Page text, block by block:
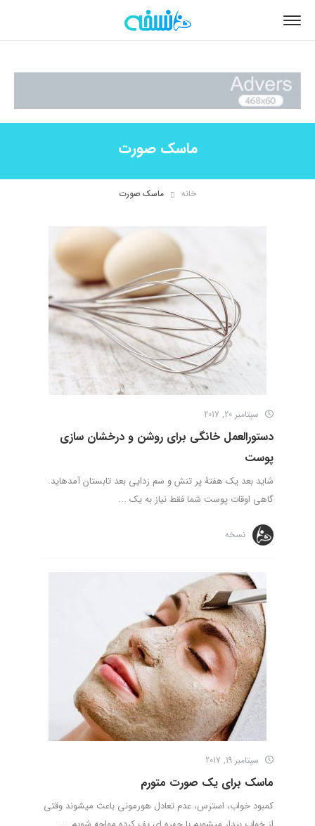
ماسک صورت
خانه ماسک صورت
سپتامبر 20, 2017
دستورالعمل­ خانگی برای روشن و درخشان سازی
پوست
شاید بعد یک هفتۀ پر تنش و سم زدایی بعد تابستان آمده­اید.
گاهی اوقات پوست شما فقط نیاز به یک ...
نسخه
سپتامبر 19, 2017
ماسک­ برای یک صورت متورم
کمبود خواب، استرس، عدم تعادل هورمونی باعث می­شوند وقتی